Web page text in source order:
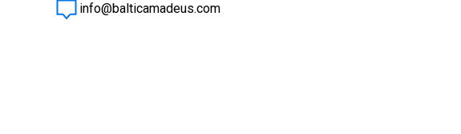
info@balticamadeus.com